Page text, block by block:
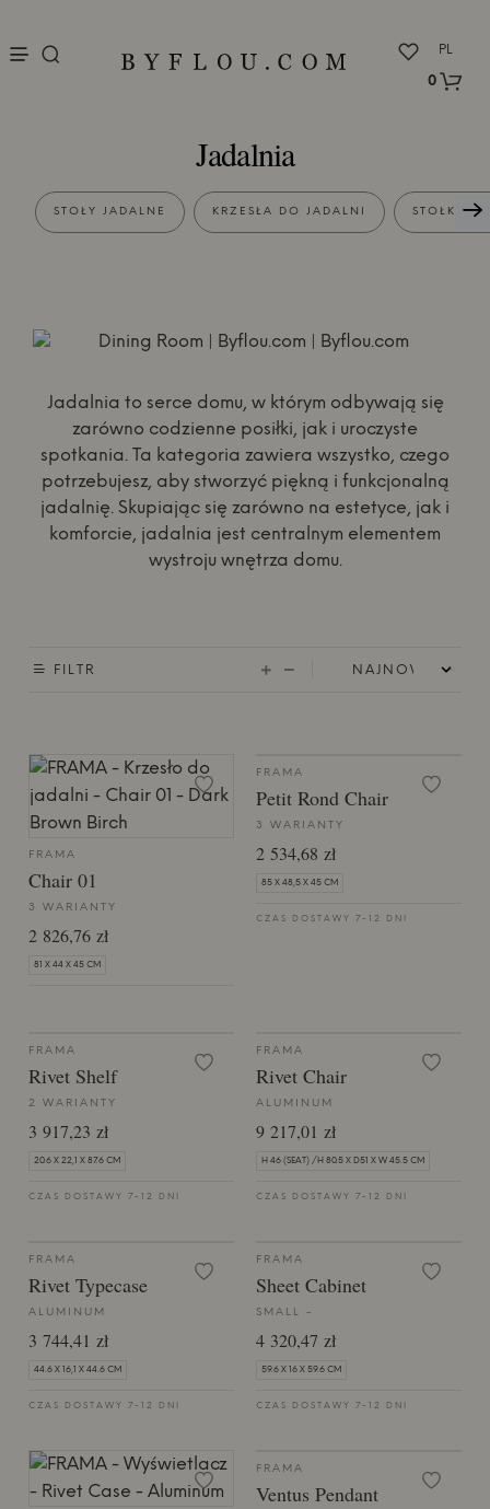
PL
0
Jadalnia
STOŁY JADALNE KRZESŁA DO JADALNI STOŁKI
Jadalnia to serce domu, w którym odbywają się
zarówno codzienne posiłki, jak i uroczyste
spotkania. Ta kategoria zawiera wszystko, czego
potrzebujesz, aby stworzyć piękną i funkcjonalną
jadalnię. Skupiając się zarówno na estetyce, jak i
komforcie, jadalnia jest centralnym elementem
wystroju wnętrza domu.
FILTR
FRAMA
Chair 01
3 WARIANTY
2 826,76 zł
81 X 44 X 45 CM
FRAMA
Petit Rond Chair
3 WARIANTY
2 534,68 zł
85 X 48,5 X 45 CM
CZAS DOSTAWY 7-12 DNI
FRAMA
Rivet Shelf
2 WARIANTY
3 917,23 zł
20.6 X 22,1 X 87.6 CM
CZAS DOSTAWY 7-12 DNI
FRAMA
Rivet Chair
ALUMINUM
9 217,01 zł
H 46 (SEAT) /H 80.5 X D51 X W 45.5 CM
CZAS DOSTAWY 7-12 DNI
FRAMA
Rivet Typecase
ALUMINUM
3 744,41 zł
44.6 X 16,1 X 44.6 CM
CZAS DOSTAWY 7-12 DNI
FRAMA
Sheet Cabinet
SMALL -
4 320,47 zł
59.6 X 16 X 59.6 CM
CZAS DOSTAWY 7-12 DNI
FRAMA
Ventus Pendant